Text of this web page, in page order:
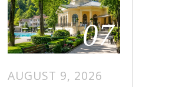
07
AUGUST 9, 2026